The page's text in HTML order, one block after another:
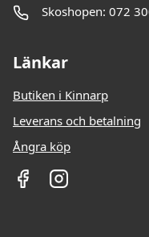
Skoshopen: 072
Länkar
Butiken i Kinnarp
Leverans och betalning
Ångra köp